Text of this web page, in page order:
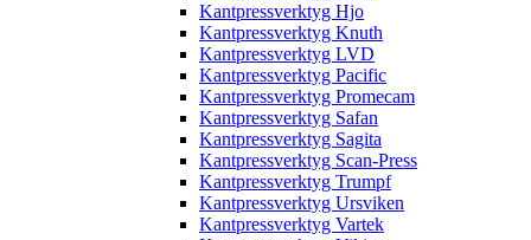
Kantpressverktyg Hjo
Kantpressverktyg Knuth
Kantpressverktyg LVD
Kantpressverktyg Pacific
Kantpressverktyg Promecam
Kantpressverktyg Safan
Kantpressverktyg Sagita
Kantpressverktyg Scan-Press
Kantpressverktyg Trumpf
Kantpressverktyg Ursviken
Kantpressverktyg Vartek